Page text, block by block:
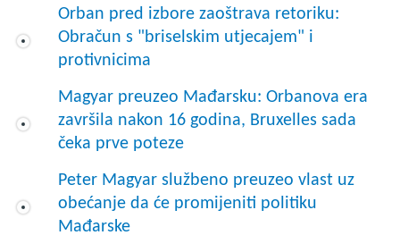
Orban pred izbore zaoštrava retoriku:
Obračun s "briselskim utjecajem" i
protivnicima
Magyar preuzeo Mađarsku: Orbanova era
završila nakon 16 godina, Bruxelles sada
čeka prve poteze
Peter Magyar službeno preuzeo vlast uz
obećanje da će promijeniti politiku
Mađarske